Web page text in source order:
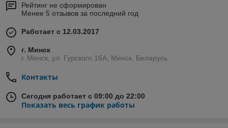
Рейтинг не сформирован
Менее 5 отзывов за последний год
Работает с 12.03.2017
г. Минск
г. Минск, ул. Гурского 16А, Минск, Беларусь
Контакты
Сегодня работает с 09:00 до 22:00
Показать весь график работы